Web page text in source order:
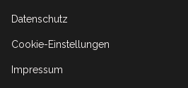
Datenschutz
Cookie-Einstellungen
Impressum